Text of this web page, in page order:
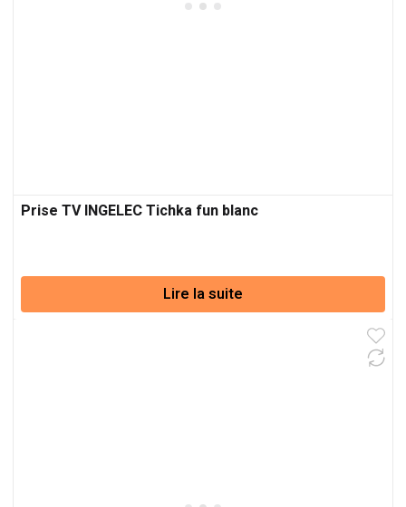
Prise TV INGELEC Tichka fun blanc
Lire la suite